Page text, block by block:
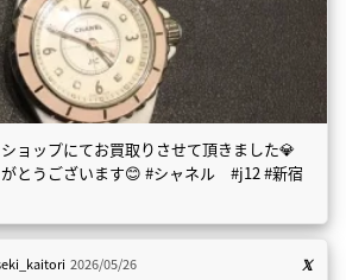
ョップにてお買取りさせて頂きました💎
とうございます😊 #シャネル #j12 #新宿
2026/05/26